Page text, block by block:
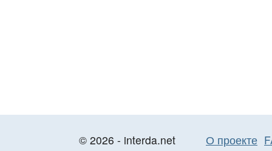
© 2026 - interda.net О проекте